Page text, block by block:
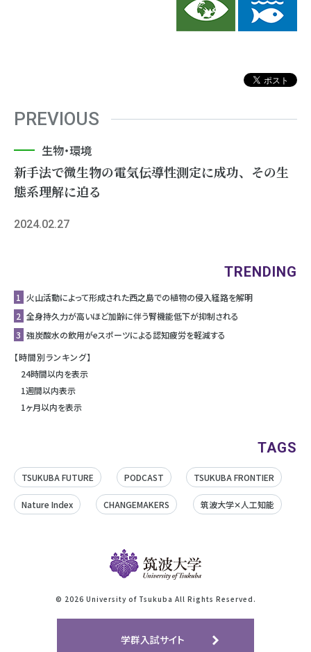
PREVIOUS
生物・環境
新手法で微生物の電気伝導性測定に成功、その生
態系理解に迫る
2024.02.27
TRENDING
1 ⽕⼭活動によって形成された⻄之島での植物の侵⼊経路を解明
2 全身持久力が高いほど加齢に伴う腎機能低下が抑制される
3 強炭酸水の飲用がeスポーツによる認知疲労を軽減する
【時間別ランキング】
24時間以内を表示
1週間以内表示
1ヶ月以内を表示
TAGS
TSUKUBA FUTURE PODCAST TSUKUBA FRONTIER
Nature Index CHANGEMAKERS 筑波大学✕人工知能
© 2026 University of Tsukuba All Rights Reserved.
学群入試サイト